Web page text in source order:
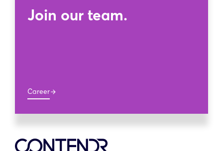
Join our team.
Careerarrow_forward